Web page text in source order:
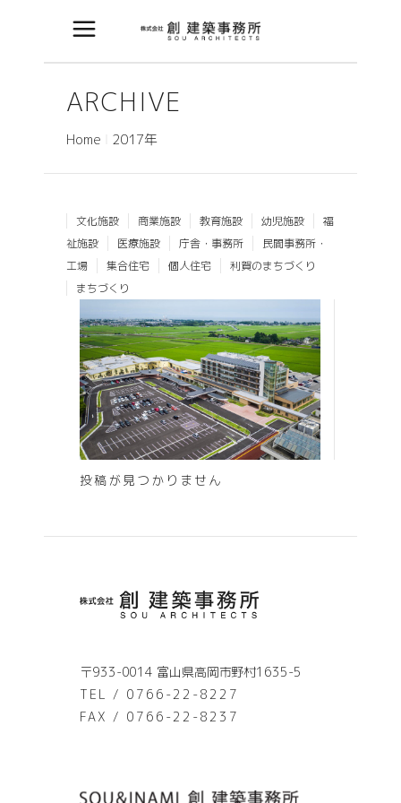
ARCHIVE
Home 2017年
文化施設 商業施設 教育施設 幼児施設
福
祉施設
医療施設 庁舎・事務所
民間事務所・
工場
集合住宅 個人住宅
利賀のまちづくり
まちづくり
富山県リハビリテーション病院・
こども支援センター
投稿が見つかりません
〒933-0014 富山県高岡市野村1635-5
TEL / 0766-22-8227
FAX / 0766-22-8237